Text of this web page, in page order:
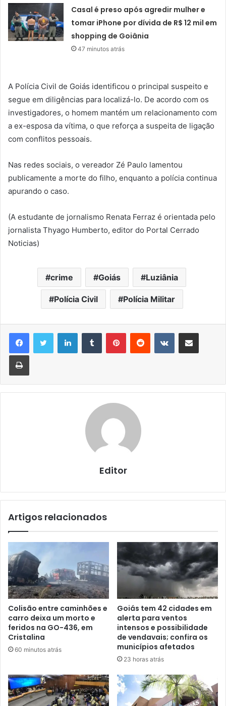
Casal é preso após agredir mulher e
tomar iPhone por dívida de R$ 12 mil em
shopping de Goiânia
47 minutos atrás
A Polícia Civil de Goiás identificou o principal suspeito e
segue em diligências para localizá-lo. De acordo com os
investigadores, o homem mantém um relacionamento com
a ex-esposa da vítima, o que reforça a suspeita de ligação
com conflitos pessoais.
Nas redes sociais, o vereador Zé Paulo lamentou
publicamente a morte do filho, enquanto a polícia continua
apurando o caso.
(A estudante de jornalismo Renata Ferraz é orientada pelo
jornalista Thyago Humberto, editor do Portal Cerrado
Noticias)
crime Goiás Luziânia
Polícia Civil Polícia Militar
LinkedinTumblr PinterestReddit VK Compartilhar via e-mail
Imprimir
Editor
Artigos relacionados
Colisão entre caminhões e
carro deixa um morto e
feridos na GO-436, em
Cristalina
60 minutos atrás
Goiás tem 42 cidades em
alerta para ventos
intensos e possibilidade
de vendavais; confira os
municípios afetados
23 horas atrás